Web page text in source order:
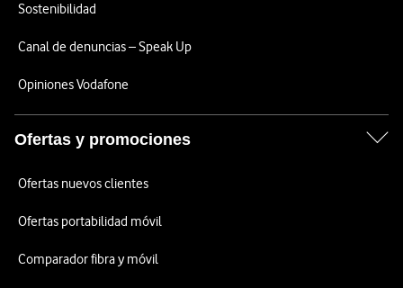
Sostenibilidad
Canal de denuncias – Speak Up
Opiniones Vodafone
Ofertas y promociones
Ofertas nuevos clientes
Ofertas portabilidad móvil
Comparador fibra y móvil